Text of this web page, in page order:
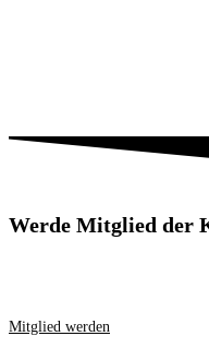
Werde Mitglied der
Mitglied werden